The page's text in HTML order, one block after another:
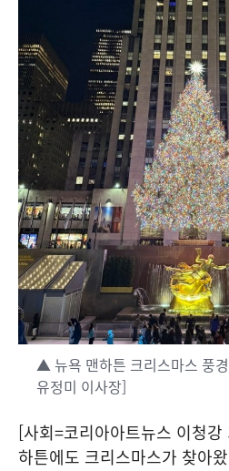
▲ 뉴욕 맨하튼 크리스마스 풍
유정미 이사장]
[사회=코리아아트뉴스 이청
하튼에도 크리스마스가 찾아